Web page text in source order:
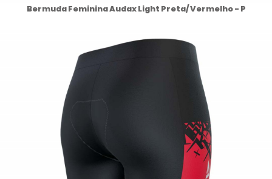
Bermuda Feminina Audax Light Preta/ Vermelho - P